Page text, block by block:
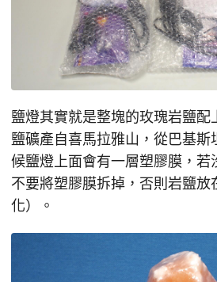
鹽燈其實就是整塊的玫瑰岩鹽配
鹽礦產自喜馬拉雅山，從巴基斯
候鹽燈上面會有一層塑膠膜，若
不要將塑膠膜拆掉，否則岩鹽放
化）。